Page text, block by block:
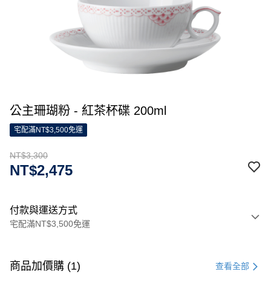
公主珊瑚粉 - 紅茶杯碟 200ml
宅配滿NT$3,500免運
NT$3,300
NT$2,475
付款與運送方式
宅配滿NT$3,500免運
信用卡一次付款
商品加價購 (1) 查看全部